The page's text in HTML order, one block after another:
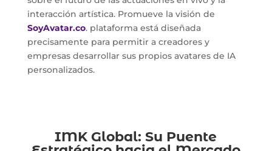
interacción artística. Promueve la visión de
SoyAvatar.co. plataforma está diseñada
precisamente para permitir a creadores y
empresas desarrollar sus propios avatares de IA
personalizados.
IMK Global: Su Puente